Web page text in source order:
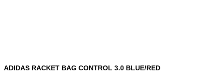
ADIDAS RACKET BAG CONTROL 3.0 BLUE/RED